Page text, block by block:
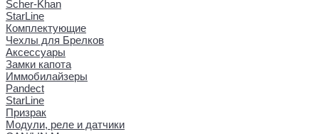
Scher-Khan
StarLine
Комплектующие
Чехлы для Брелков
Аксессуары
Замки капота
Иммобилайзеры
Pandect
StarLine
Призрак
Модули, реле и датчики